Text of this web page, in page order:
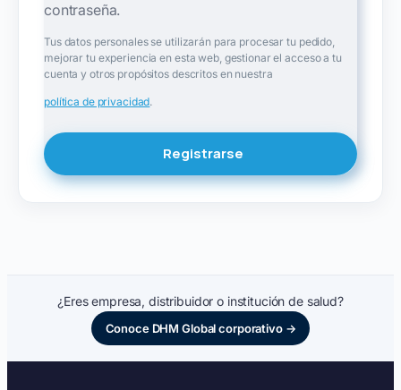
contraseña.
Tus datos personales se utilizarán para procesar tu pedido,
mejorar tu experiencia en esta web, gestionar el acceso a tu
cuenta y otros propósitos descritos en nuestra
política de privacidad.
Registrarse
¿Eres empresa, distribuidor o institución de salud?
Conoce DHM Global corporativo →